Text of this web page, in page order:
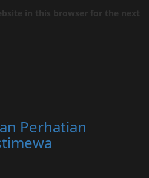
in this browser for the next
Perhatian